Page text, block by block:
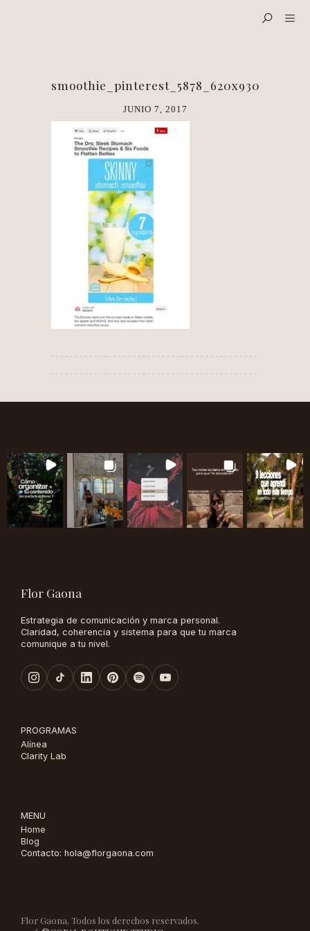
smoothie_pinterest_5878_620x930
JUNIO 7, 2017
Flor Gaona
Estrategia de comunicación y marca personal.
Claridad, coherencia y sistema para que tu marca
comunique a tu nivel.
PROGRAMAS
Alínea
Clarity Lab
MENU
Home
Blog
Contacto: hola@florgaona.com
Flor Gaona. Todos los derechos reservados.